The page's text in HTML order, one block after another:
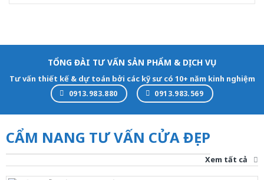
TỔNG ĐÀI TƯ VẤN SẢN PHẨM & DỊCH VỤ
Tư vấn thiết kế & dự toán bởi các kỹ sư có 10+ năm kinh nghiệm
0913.983.880 0913.983.569
CẨM NANG TƯ VẤN CỬA ĐẸP
Xem tất cả